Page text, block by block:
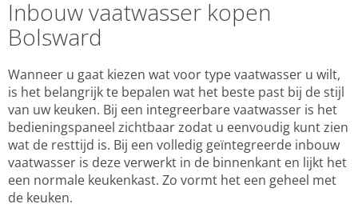
Inbouw vaatwasser kopen
Bolsward
Wanneer u gaat kiezen wat voor type vaatwasser u wilt,
is het belangrijk te bepalen wat het beste past bij de stijl
van uw keuken. Bij een integreerbare vaatwasser is het
bedieningspaneel zichtbaar zodat u eenvoudig kunt zien
wat de resttijd is. Bij een volledig geïntegreerde inbouw
vaatwasser is deze verwerkt in de binnenkant en lijkt het
een normale keukenkast. Zo vormt het een geheel met
de keuken.